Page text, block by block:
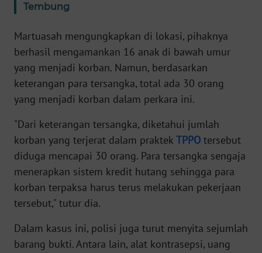
Tembung
Martuasah mengungkapkan di lokasi, pihaknya
berhasil mengamankan 16 anak di bawah umur
yang menjadi korban. Namun, berdasarkan
keterangan para tersangka, total ada 30 orang
yang menjadi korban dalam perkara ini.
"Dari keterangan tersangka, diketahui jumlah
korban yang terjerat dalam praktek TPPO tersebut
diduga mencapai 30 orang. Para tersangka sengaja
menerapkan sistem kredit hutang sehingga para
korban terpaksa harus terus melakukan pekerjaan
tersebut," tutur dia.
Dalam kasus ini, polisi juga turut menyita sejumlah
barang bukti. Antara lain, alat kontrasepsi, uang
BANTEN
NTT
WN
KEPRI
WN
PAPUA
WN
PAPUA
BARAT
WN
RIAU